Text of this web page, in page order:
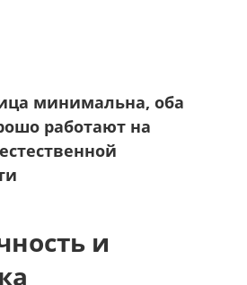
минимальна, оба
работают на
и